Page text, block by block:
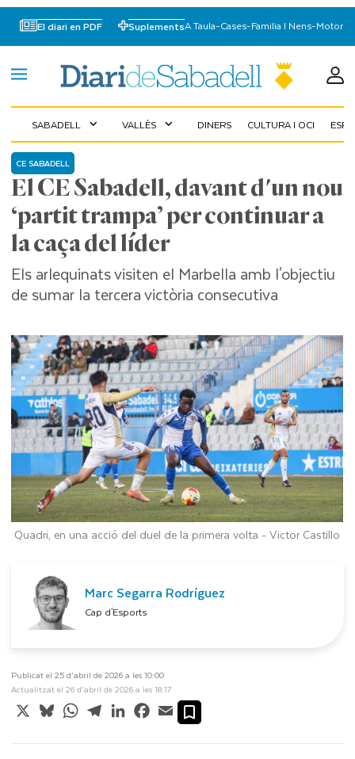
El diari en PDF SuplementsA Taula-Cases-Familia I Nens-Motor
SABADELL expand_more VALLÈS expand_more DINERS CULTURA I OCI
El CE Sabadell, davant d'un nou
‘partit trampa’ per continuar a
la caça del líder
CE SABADELL
Els arlequinats visiten el Marbella amb l'objectiu
de sumar la tercera victòria consecutiva
Quadri, en una acció del duel de la primera volta -Victor Castillo
Marc Segarra Rodríguez
Cap d'Esports
Publicat el 25 d’abril de 2026 a les 10:00
Actualitzat el 26 d’abril de 2026 a les 18:17
X BlueskyWhatsApp
TelegramLinkedInFacebook
Email